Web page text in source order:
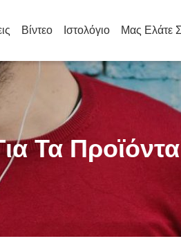
Βίντεο Ιστολόγιο Μας Ελάτε
Τα Προϊόντα